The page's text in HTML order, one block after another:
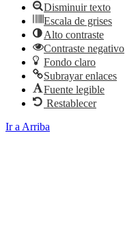
Disminuir texto
Escala de grises
Alto contraste
Contraste negativo
Fondo claro
Subrayar enlaces
Fuente legible
Restablecer
Ir a Arriba